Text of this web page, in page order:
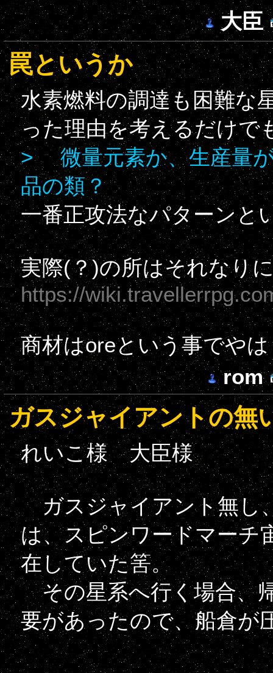
大臣
罠というか
水素燃料の調達も困難な
った理由を考えるだけで
> 微量元素か、生産量
品の類？
一番正攻法なパターンと
実際(？)の所はそれなり
https://
商材はoreという事でや
rom
ガスジャイアントの無
れいこ様 大臣様
ガスジャイアント無し
は、スピンワードマーチ
在していた筈。
その星系へ行く場合、
要があったので、船倉が